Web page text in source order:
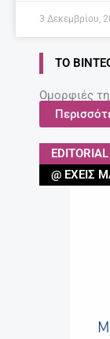
3 Δεκεμβρίου,
ΤΟ
Ομορφιές
EDITORIAL
@ ΈΧΕΙΣ